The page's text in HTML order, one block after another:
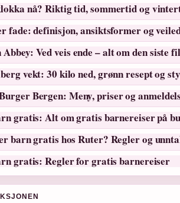
nå? Riktig tid, sommertid og
fade: definisjon, ansiktsformer og
Ved veis ende – alt om den siste
vekt: 30 kilo ned, grønn resept og
Bergen: Meny, priser og
gratis: Alt om gratis barnereiser på
barn gratis hos Ruter? Regler og
gratis: Regler for gratis barnereiser